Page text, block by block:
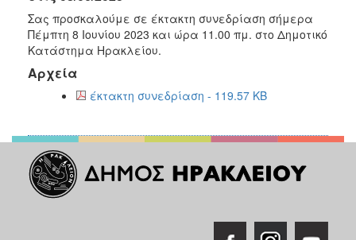
2021
2020
2019
2018
2016
2015
2013
Σας προσκαλούμε σε έκτακτη συνεδρίαση σήμερα
Πέμπτη 8 Ιουνίου 2023 και ώρα 11.00 πμ. στο Δημοτικό
Κατάστημα Ηρακλείου.
Αρχεία
έκτακτη συνεδρίαση - 119.57 KB